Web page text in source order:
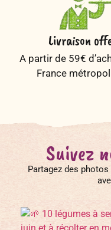
Livraison
A partir de 59€
France
Suivez
Partagez des